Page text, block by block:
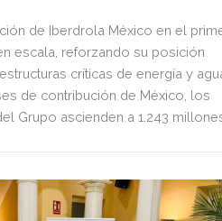
de Iberdrola México en el
escala, reforzando su posición
críticas de energía y
de contribución de México, los
Grupo ascienden a 1.243